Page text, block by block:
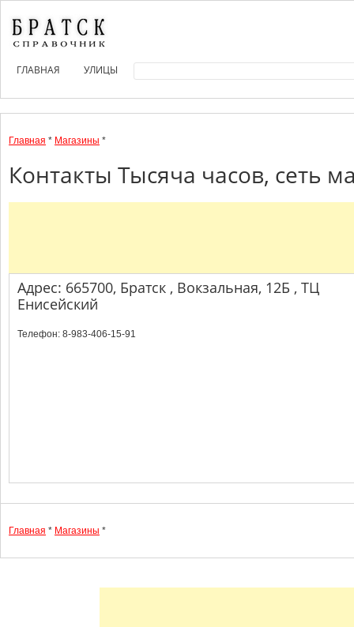
ГЛАВНАЯ УЛИЦЫ
Главная * Магазины *
Контакты Тысяча часов, сеть
Адрес: 665700, Братск , Вокзальная, 12Б , ТЦ
Енисейский
Телефон: 8-983-406-15-91
Главная * Магазины *